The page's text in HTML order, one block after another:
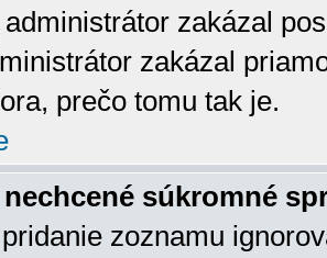
zakázal
zakázal
prečo tomu tak je.
súkromné
zoznamu